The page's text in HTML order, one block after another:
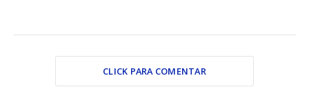
CLICK PARA COMENTAR